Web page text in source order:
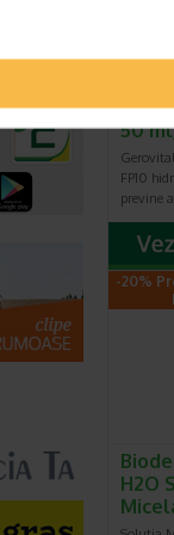
50
FP10
previne
-20%
H2O